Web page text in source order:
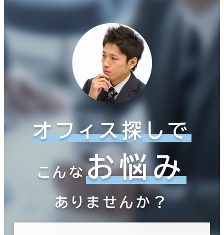
オフィス探しで
こんなお悩み
ありませんか？